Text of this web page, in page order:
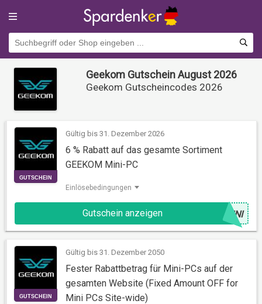
Geekom Gutschein August 2026
Geekom Gutscheincodes 2026
Gültig bis 31. Dezember 2026
6 % Rabatt auf das gesamte Sortiment
GEEKOM Mini-PC
Einlösebedingungen
Gutschein anzeigen @ INI
Gültig bis 31. Dezember 2050
Fester Rabattbetrag für Mini-PCs auf der
gesamten Website (Fixed Amount OFF for
Mini PCs Site-wide)